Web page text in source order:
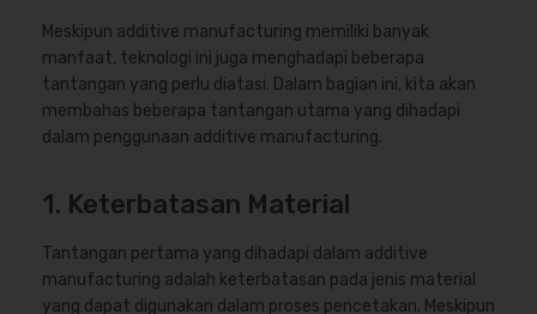
Meskipun additive manufacturing memiliki banyak
manfaat, teknologi ini juga menghadapi beberapa
tantangan yang perlu diatasi. Dalam bagian ini, kita akan
membahas beberapa tantangan utama yang dihadapi
dalam penggunaan additive manufacturing.
1. Keterbatasan Material
Tantangan pertama yang dihadapi dalam additive
manufacturing adalah keterbatasan pada jenis material
yang dapat digunakan dalam proses pencetakan. Meskipun